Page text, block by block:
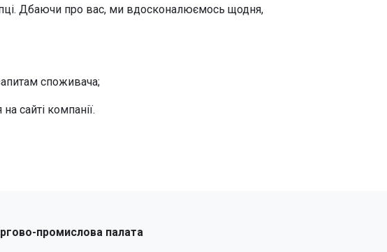
Дбаючи про вас, ми вдосконалюємось щодня,
споживача;
сайті компанії.
промислова палата